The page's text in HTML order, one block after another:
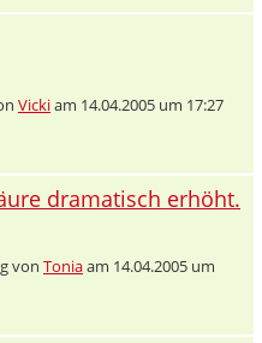
Vickiam 14.04.2005 um 17:27
dramatisch erhöht.
von Toniaam 14.04.2005 um